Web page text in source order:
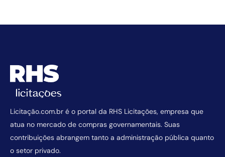
Licitação.com.br é o portal da RHS Licitações, empresa que
atua no mercado de compras governamentais. Suas
contribuições abrangem tanto a administração pública quanto
o setor privado.